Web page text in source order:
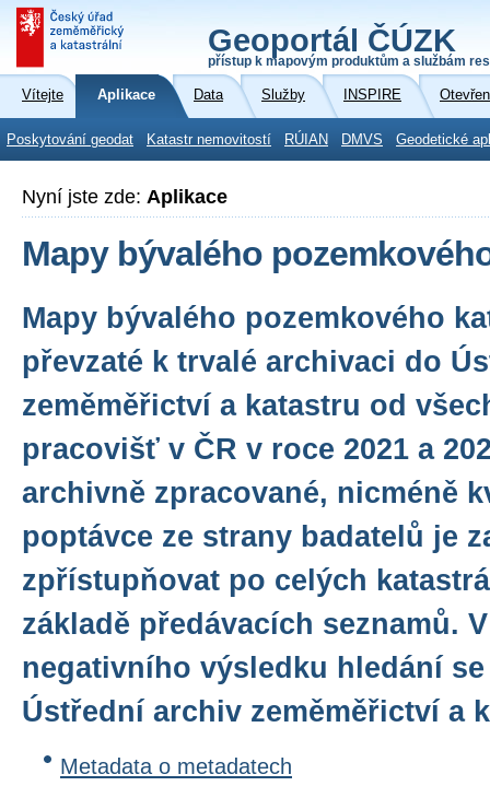
Geoportál ČÚZK
přístup k mapovým produktům a službám
Vítejte Aplikace Data Služby INSPIRE
Poskytování geodat Katastr nemovitostí RÚIAN DMVS Geodetické
Nyní jste zde: Aplikace
Mapy bývalého
Mapy bývalého pozemkového
převzaté k trvalé archivaci do
zeměměřictví a katastru od
pracovišť v ČR v roce 2021 a
archivně zpracované, nicméně
poptávce ze strany badatelů je
zpřístupňovat po celých
základě předávacích seznamů.
negativního výsledku hledání
Ústřední archiv zeměměřictví a
Metadata o metadatech